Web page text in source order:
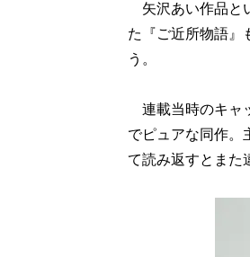
矢沢あい作品と
た『ご近所物語』
う。
連載当時のキャ
でピュアな同作。
て読み返すとまた